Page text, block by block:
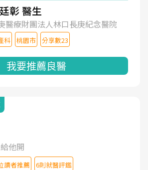
彰 醫生
醫療財團法人林口長庚紀念醫院
科 桃園市 分享數23
我要推薦良醫
他開
讀者推薦 6則就醫評鑑